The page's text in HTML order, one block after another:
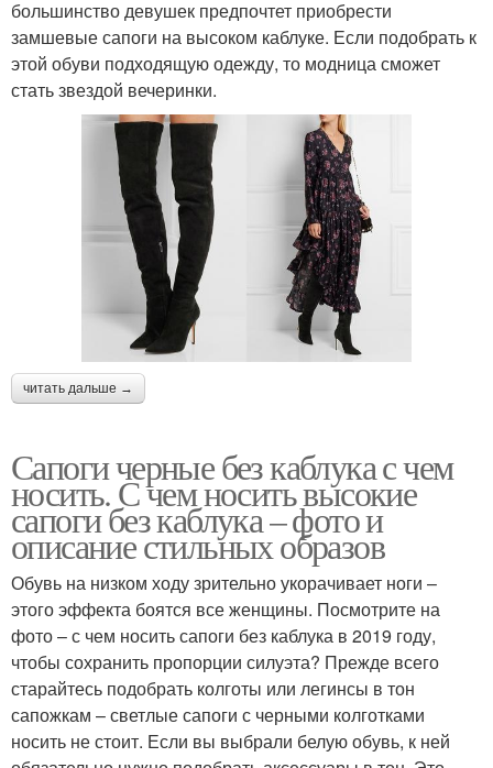
большинство девушек предпочтет приобрести
замшевые сапоги на высоком каблуке. Если подобрать к
этой обуви подходящую одежду, то модница сможет
стать звездой вечеринки.
читать дальше →
Сапоги черные без каблука с чем
носить. С чем носить высокие
сапоги без каблука – фото и
описание стильных образов
Обувь на низком ходу зрительно укорачивает ноги –
этого эффекта боятся все женщины. Посмотрите на
фото – с чем носить сапоги без каблука в 2019 году,
чтобы сохранить пропорции силуэта? Прежде всего
старайтесь подобрать колготы или легинсы в тон
сапожкам – светлые сапоги с черными колготками
носить не стоит. Если вы выбрали белую обувь, к ней